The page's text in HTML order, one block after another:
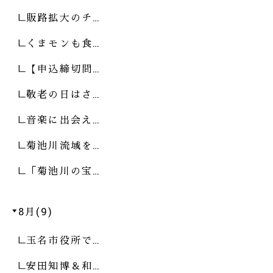
販路拡大のチ…
くまモンも食…
【申込締切間…
敬老の日はさ…
音楽に出会え…
菊池川流域を…
「菊池川の宝…
8月(9)
玉名市役所で…
安田知博＆和…